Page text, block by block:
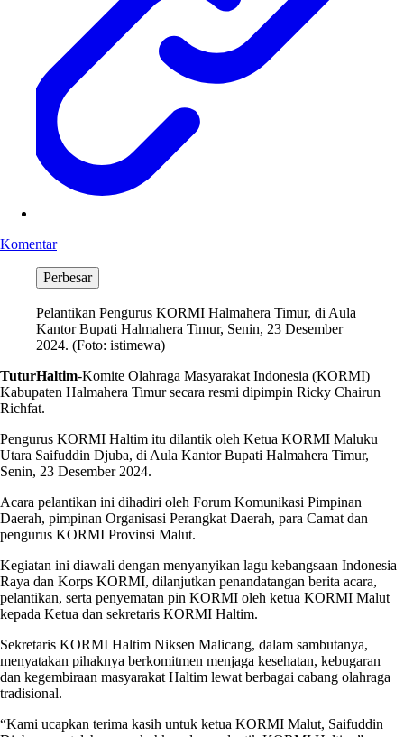
Komentar
Perbesar
Pelantikan Pengurus KORMI Halmahera Timur, di Aula
Kantor Bupati Halmahera Timur, Senin, 23 Desember
2024. (Foto: istimewa)
TuturHaltim-Komite Olahraga Masyarakat Indonesia (KORMI)
Kabupaten Halmahera Timur secara resmi dipimpin Ricky Chairun
Richfat.
Pengurus KORMI Haltim itu dilantik oleh Ketua KORMI Maluku
Utara Saifuddin Djuba, di Aula Kantor Bupati Halmahera Timur,
Senin, 23 Desember 2024.
Acara pelantikan ini dihadiri oleh Forum Komunikasi Pimpinan
Daerah, pimpinan Organisasi Perangkat Daerah, para Camat dan
pengurus KORMI Provinsi Malut.
Kegiatan ini diawali dengan menyanyikan lagu kebangsaan Indonesia
Raya dan Korps KORMI, dilanjutkan penandatangan berita acara,
pelantikan, serta penyematan pin KORMI oleh ketua KORMI Malut
kepada Ketua dan sekretaris KORMI Haltim.
Sekretaris KORMI Haltim Niksen Malicang, dalam sambutanya,
menyatakan pihaknya berkomitmen menjaga kesehatan, kebugaran
dan kegembiraan masyarakat Haltim lewat berbagai cabang olahraga
tradisional.
“Kami ucapkan terima kasih untuk ketua KORMI Malut, Saifuddin